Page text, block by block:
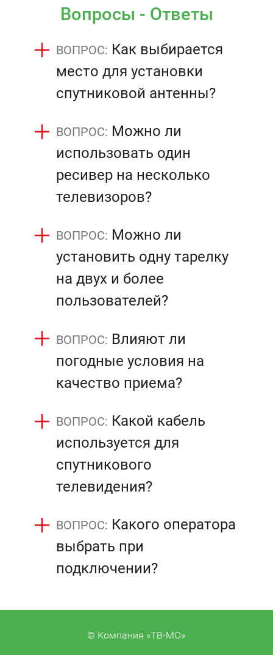
Вопросы - Ответы
Как выбирается
место для установки
спутниковой антенны?
Можно ли
использовать один
ресивер на несколько
телевизоров?
Можно ли
установить одну тарелку
на двух и более
пользователей?
Влияют ли
погодные условия на
качество приема?
Какой кабель
используется для
спутникового
телевидения?
Какого оператора
выбрать при
подключении?
© Компания «ТВ-МО»